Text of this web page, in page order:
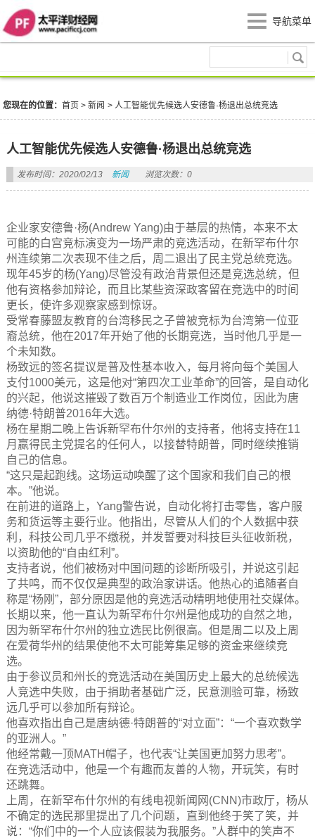
导航菜单
您现在的位置：首页 >新闻 >人工智能优先候选人安德鲁·杨退出总统竞选
人工智能优先候选人安德鲁·杨退出总统竞选
发布时间：2020/02/13 新闻 浏览次数：0
企业家安德鲁·杨(Andrew Yang)由于基层的热情，本来不太
可能的白宫竞标演变为一场严肃的竞选活动，在新罕布什尔
州连续第二次表现不佳之后，周二退出了民主党总统竞选。
现年45岁的杨(Yang)尽管没有政治背景但还是竞选总统，但
他有资格参加辩论，而且比某些资深政客留在竞选中的时间
更长，使许多观察家感到惊讶。
受常春藤盟友教育的台湾移民之子曾被竞标为台湾第一位亚
裔总统，他在2017年开始了他的长期竞选，当时他几乎是一
个未知数。
杨致远的签名提议是普及性基本收入，每月将向每个美国人
支付1000美元，这是他对“第四次工业革命”的回答，是自动化
的兴起，他说这摧毁了数百万个制造业工作岗位，因此为唐
纳德·特朗普2016年大选。
杨在星期二晚上告诉新罕布什尔州的支持者，他将支持在11
月赢得民主党提名的任何人，以接替特朗普，同时继续推销
自己的信息。
“这只是起跑线。这场运动唤醒了这个国家和我们自己的根
本。”他说。
在前进的道路上，Yang警告说，自动化将打击零售，客户服
务和货运等主要行业。他指出，尽管从人们的个人数据中获
利，科技公司几乎不缴税，并发誓要对科技巨头征收新税，
以资助他的“自由红利”。
支持者说，他们被杨对中国问题的诊断所吸引，并说这引起
了共鸣，而不仅仅是典型的政治家讲话。他热心的追随者自
称是“杨刚”，部分原因是他的竞选活动精明地使用社交媒体。
长期以来，他一直认为新罕布什尔州是他成功的自然之地，
因为新罕布什尔州的独立选民比例很高。但是周二以及上周
在爱荷华州的结果使他不太可能筹集足够的资金来继续竞
选。
由于参议员和州长的竞选活动在美国历史上最大的总统候选
人竞选中失败，由于捐助者基础广泛，民意测验可靠，杨致
远几乎可以参加所有辩论。
他喜欢指出自己是唐纳德·特朗普的“对立面”：“一个喜欢数学
的亚洲人。”
他经常戴一顶MATH帽子，也代表“让美国更加努力思考”。
在竞选活动中，他是一个有趣而友善的人物，开玩笑，有时
还跳舞。
上周，在新罕布什尔州的有线电视新闻网(CNN)市政厅，杨从
不确定的选民那里提出了几个问题，直到他终于笑了笑，并
说：“你们中的一个人应该假装为我服务。”人群中的笑声不